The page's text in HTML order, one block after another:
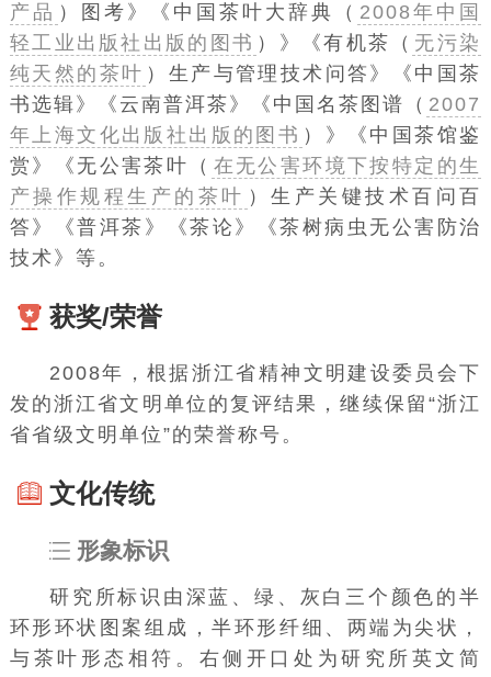
产品 ）图考 》《 中国茶叶大辞典（ 2008年中国
轻工业出版社出版的图书 ） 》《有机茶（ 无污染
纯天然的茶叶 ）生产与管理技术问答 》《中国茶
书选辑》《 云南普洱茶 》《 中国名茶图谱（ 2007
年上海文化出版社出版的图书 ） 》《 中国茶馆鉴
赏 》《 无公害茶叶（ 在无公害环境下按特定的生
产操作规程生产的茶叶 ）生产关键技术百问百
答 》《普洱茶 》《茶论》《茶树病虫无公害防治
技术 》等。
获奖/荣誉
2008年，根据浙江省精神文明建设委员会下
发的浙江省文明单位的复评结果，继续保留“浙江
省省级文明单位”的荣誉称号。
文化传统
形象标识
研究所标识由深蓝、绿、灰白三个颜色的半
环形环状图案组成，半环形纤细、两端为尖状，
与茶叶形态相符。右侧开口处为研究所英文简